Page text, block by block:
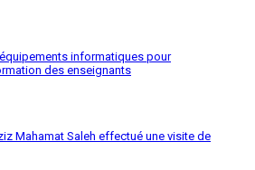
informatiques pour
des enseignants
Mahamat Saleh effectué une visite de